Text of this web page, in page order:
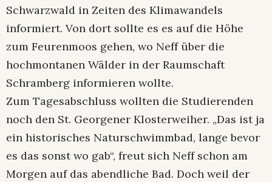
Schwarzwald in Zeiten des Klimawandels
informiert. Von dort sollte es es auf die Höhe
zum Feurenmoos gehen, wo Neff über die
hochmontanen Wälder in der Raumschaft
Schramberg informieren wollte.
Zum Tagesabschluss wollten die Studierenden
noch den St. Georgener Klosterweiher. „Das ist ja
ein historisches Naturschwimmbad, lange bevor
es das sonst wo gab“, freut sich Neff schon am
Morgen auf das abendliche Bad. Doch weil der